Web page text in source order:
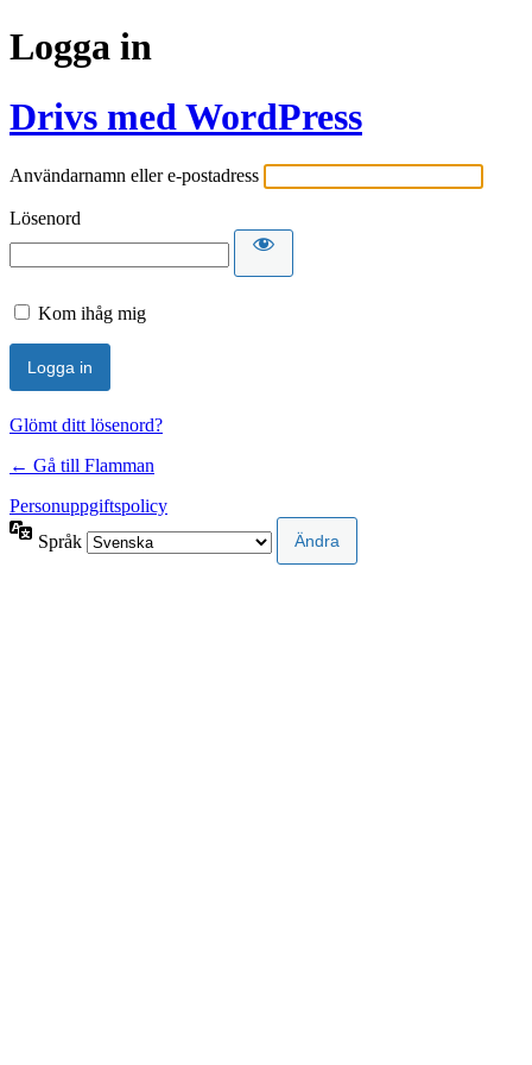
Logga in
Drivs med WordPress
Användarnamn eller e-postadress
Lösenord
Kom ihåg mig
Glömt ditt lösenord?
← Gå till Flamman
Personuppgiftspolicy
Språk